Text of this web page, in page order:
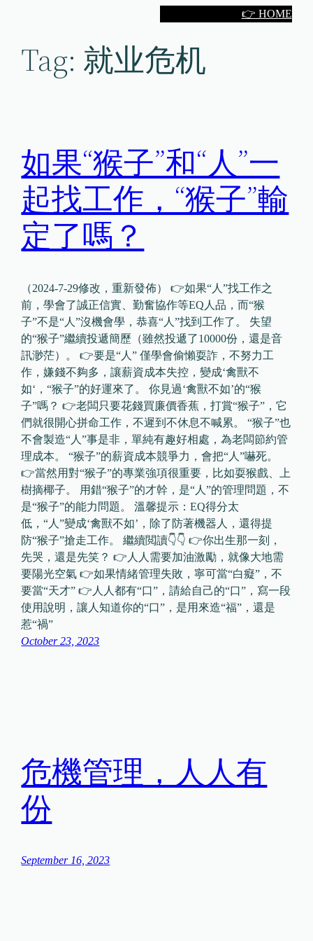
👉 HOME
Tag: 就业危机
如果“猴子”和“人”一
起找工作，“猴子”輸
定了嗎？
（2024-7-29修改，重新發佈） 👉如果“人”找工作之
前，學會了誠正信實、勤奮協作等EQ人品，而“猴
子”不是“人”沒機會學，恭喜“人”找到工作了。 失望
的“猴子”繼續投遞簡歷（雖然投遞了10000份，還是音
訊渺茫）。 👉要是“人” 僅學會偷懶耍詐，不努力工
作，嫌錢不夠多，讓薪資成本失控，變成‘禽獸不
如‘，“猴子”的好運來了。 你見過‘禽獸不如’的“猴
子”嗎？ 👉老闆只要花錢買廉價香蕉，打賞“猴子”，它
們就很開心拼命工作，不遲到不休息不喊累。 “猴子”也
不會製造“人”事是非，單純有趣好相處，為老闆節約管
理成本。 “猴子”的薪資成本競爭力，會把“人”嚇死。
👉當然用對“猴子”的專業強項很重要，比如耍猴戲、上
樹摘椰子。 用錯“猴子”的才幹，是“人”的管理問題，不
是“猴子”的能力問題。 溫馨提示：EQ得分太
低，“人”變成‘禽獸不如’，除了防著機器人，還得提
防“猴子”搶走工作。 繼續閲讀👇👇 👉你出生那一刻，
先哭，還是先笑？ 👉人人需要加油激勵，就像大地需
要陽光空氣 👉如果情緒管理失敗，寧可當“白癡”，不
要當“天才” 👉人人都有“口”，請給自己的“口”，寫一段
使用說明，讓人知道你的“口”，是用來造“福”，還是
惹“禍”
October 23, 2023
危機管理，人人有
份
September 16, 2023